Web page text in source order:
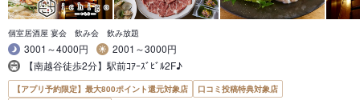
個室居酒屋 宴会 飲み会 飲み放題
3001～4000円
2001～3000円
【南越谷徒歩2分】駅前ｺｱｰｽﾞﾋﾞﾙ2F♪
【アプリ予約限定】最大800ポイント還元対象店
口コミ投稿特典対象店